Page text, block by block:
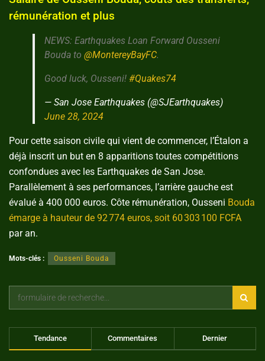
rémunération et plus
NEWS: Earthquakes Loan Forward Ousseni
Bouda to @MontereyBayFC.
Good luck, Ousseni! #Quakes74
— San Jose Earthquakes (@SJEarthquakes)
June 28, 2024
Pour cette saison civile qui vient de commencer, l’Étalon a
déjà inscrit un but en 8 apparitions toutes compétitions
confondues avec les Earthquakes de San Jose.
Parallèlement à ses performances, l’arrière gauche est
évalué à 400 000 euros. Côte rémunération, Ousseni Bouda
émarge à hauteur de 92 774 euros, soit 60 303 100 FCFA
par an.
Mots-clés : Ousseni Bouda
Tendance Commentaires Dernier